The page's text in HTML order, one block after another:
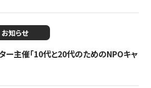
お知らせ
ー主催「10代と20代のためのNPOキャ